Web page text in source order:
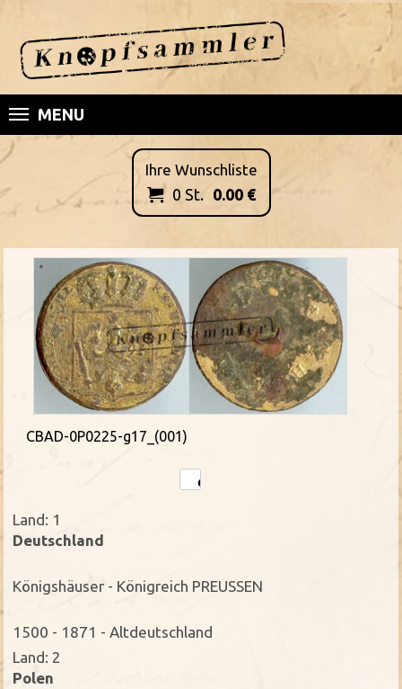
MENU
Ihre Wunschliste
 0 St. 0.00€
CBAD-0P0225-g17_(001)
Land: 1
Deutschland
Königshäuser - Königreich PREUSSEN
1500 - 1871 - Altdeutschland
Land: 2
Polen